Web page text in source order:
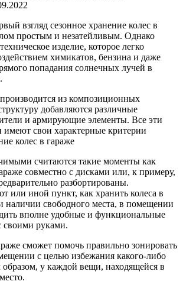
взгляд сезонное хранение колес в
простым и незатейливым. Однако
изделие, которое легко
химикатов, бензина и даже
попадания солнечных лучей в
из композиционных
добавляются различные
и армирующие элементы. Все эти
свои характерные критерии
считаются такие моменты как
совместно с дисками или, к примеру,
разбортированы.
или иной пункт, как хранить колеса в
наличии свободного места, в помещении
вполне удобные и функциональные
своими руками.
сможет помочь правильно зонировать
с целью избежания какого-либо
у каждой вещи, находящейся в